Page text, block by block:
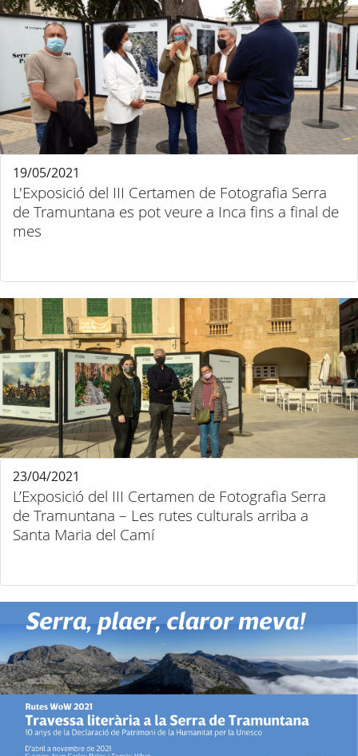
L'Exposició del III Certamen de Fotografia Serra
de Tramuntana es pot veure a Inca fins a final de
mes
19/05/2021
L’Exposició del III Certamen de Fotografia Serra
de Tramuntana – Les rutes culturals arriba a
Santa Maria del Camí
23/04/2021